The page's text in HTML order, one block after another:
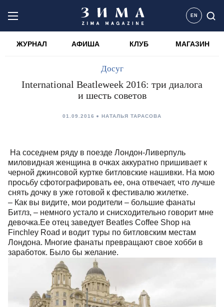
EN
ЖУРНАЛ АФИША КЛУБ МАГАЗИН
Досуг
International Beatleweek 2016: три диалога
и шесть советов
01.09.2016 НАТАЛЬЯ ТАРАСОВА
На соседнем ряду в поезде Лондон-Ливерпуль
миловидная женщина в очках аккуратно пришивает к
черной джинсовой куртке битловские нашивки. На мою
просьбу сфотографировать ее, она отвечает, что лучше
снять дочку в уже готовой к фестивалю жилетке.
– Как вы видите, мои родители – большие фанаты
Битлз, – немного устало и снисходительно говорит мне
девочка.Ее отец заведует Beatles Coffee Shop на
Finchley Road и водит туры по битловским местам
Лондона. Многие фанаты превращают свое хобби в
заработок. Было бы желание.